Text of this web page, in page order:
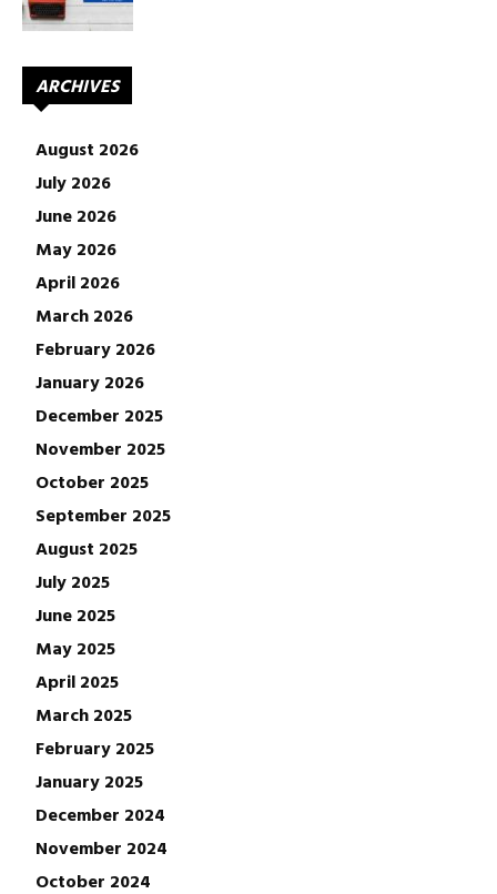
ARCHIVES
August 2026
July 2026
June 2026
May 2026
April 2026
March 2026
February 2026
January 2026
December 2025
November 2025
October 2025
September 2025
August 2025
July 2025
June 2025
May 2025
April 2025
March 2025
February 2025
January 2025
December 2024
November 2024
October 2024